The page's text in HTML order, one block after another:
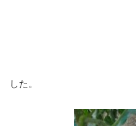
6月26日
した。